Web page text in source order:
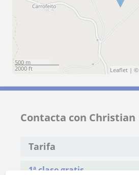
500 m
2000 ft
Leaflet | ©
Contacta con Christian
Tarifa
1ª clase gratis